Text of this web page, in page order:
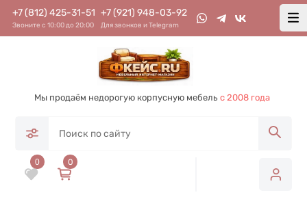
+7 (812) 425-31-51
Звоните с 10:00 до 20:00
+7 (921) 948-03-92
Для звонков и Telegram
Мы продаём недорогую корпусную мебельс 2008 года
0 0